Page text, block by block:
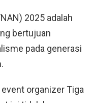
2025 adalah
bertujuan
pada generasi
organizer Tiga